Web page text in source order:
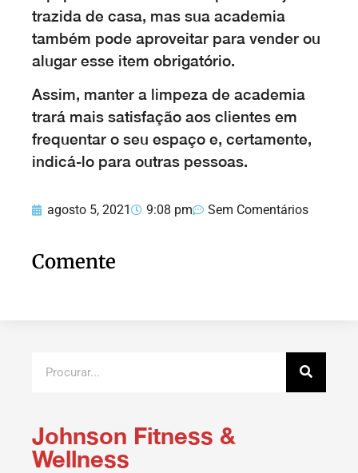
trazida de casa, mas sua academia
também pode aproveitar para vender ou
alugar esse item obrigatório.
Assim, manter a limpeza de academia
trará mais satisfação aos clientes em
frequentar o seu espaço e, certamente,
indicá-lo para outras pessoas.
agosto 5, 2021 9:08 pm Sem Comentários
Comente
Johnson Fitness &
Wellness